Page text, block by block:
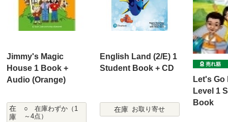
Jimmy's Magic
House 1 Book +
Audio (Orange)
在
庫
○ 在庫わずか（1
～4点）
English Land (2/E) 1
Student Book + CD
在庫 お取り寄せ
Let's
Level 1
Book